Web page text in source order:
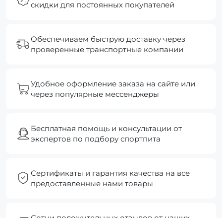
скидки для постоянных покупателей
Обеспечиваем быструю доставку через
проверенные транспортные компании
Удобное оформление заказа на сайте или
через популярные мессенджеры
Бесплатная помощь и консультации от
экспертов по подбору спортпита
Сертификаты и гарантия качества на все
предоставленные нами товары